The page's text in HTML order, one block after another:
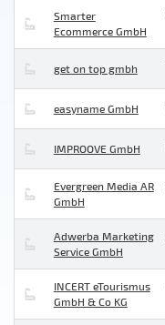
Smarter
Ecommerce GmbH
get on top gmbh
easyname GmbH
IMPROOVE GmbH
Evergreen Media AR
GmbH
Adwerba Marketing
Service GmbH
INCERT eTourismus
GmbH & Co KG